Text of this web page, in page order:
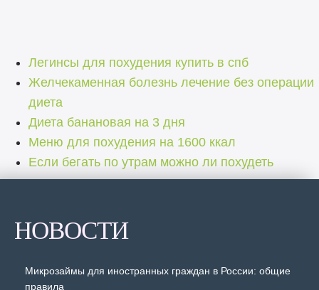
Легинсы для похудения купить в спб
Желчекаменная болезнь лечение без операции
диета
Диета банановая на 3 дня
Меню для похудения на 1600 ккал
Если бегать по утрам можно ли похудеть
НОВОСТИ
Микрозаймы для иностранных граждан в России: общие
правила